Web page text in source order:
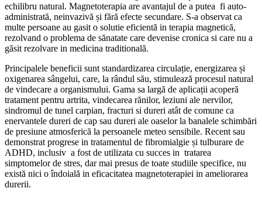
echilibru natural. Magnetoterapia are avantajul de a putea fi auto-
administrată, neinvazivă și fără efecte secundare. S-a observat ca
multe persoane au gasit o solutie eficientă in terapia magnetică,
rezolvand o problema de sănatate care devenise cronica si care nu a
găsit rezolvare in medicina traditională.
Principalele beneficii sunt standardizarea circulație, energizarea și
oxigenarea sângelui, care, la rândul său, stimulează procesul natural
de vindecare a organismului. Gama sa largă de aplicații acoperă
tratament pentru artrita, vindecarea rănilor, leziuni ale nervilor,
sindromul de tunel carpian, fracturi si dureri atât de comune ca
enervantele dureri de cap sau dureri ale oaselor la banalele schimbări
de presiune atmosferică la persoanele meteo sensibile. Recent sau
demonstrat progrese in tratamentul de fibromialgie și tulburare de
ADHD, inclusiv a fost de utilizata cu succes in tratarea
simptomelor de stres, dar mai presus de toate studiile specifice, nu
există nici o îndoială in eficacitatea magnetoterapiei in ameliorarea
durerii.